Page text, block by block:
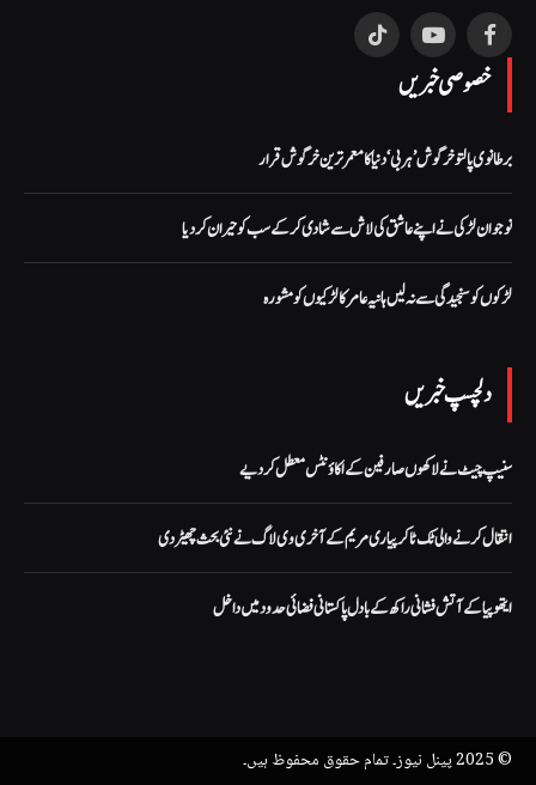
Facebook
YouTube
TikTok
خصوصی خبریں
برطانوی پالتو خرگوش ’ہربی‘ دنیا کا معمر ترین خرگوش قرار
نوجوان لڑکی نے اپنے عاشق کی لاش سے شادی کر کے سب کو حیران کر دیا
لڑکوں کو سنجیدگی سے نہ لیں ہانیہ عامر کا لڑکیوں کو مشورہ
دلچسپ خبریں
سنیپ چیٹ نے لاکھوں صارفین کے اکاؤنٹس معطل کر دیے
انتقال کرنے والی ٹک ٹاکر پیاری مریم کے آخری وی لاگ نے نئی بحث چھیڑ دی
ایتھوپیا کے آتش فشانی راکھ کے بادل پاکستانی فضائی حدود میں داخل
© 2025 پینل نیوز۔ تمام حقوق محفوظ ہیں۔